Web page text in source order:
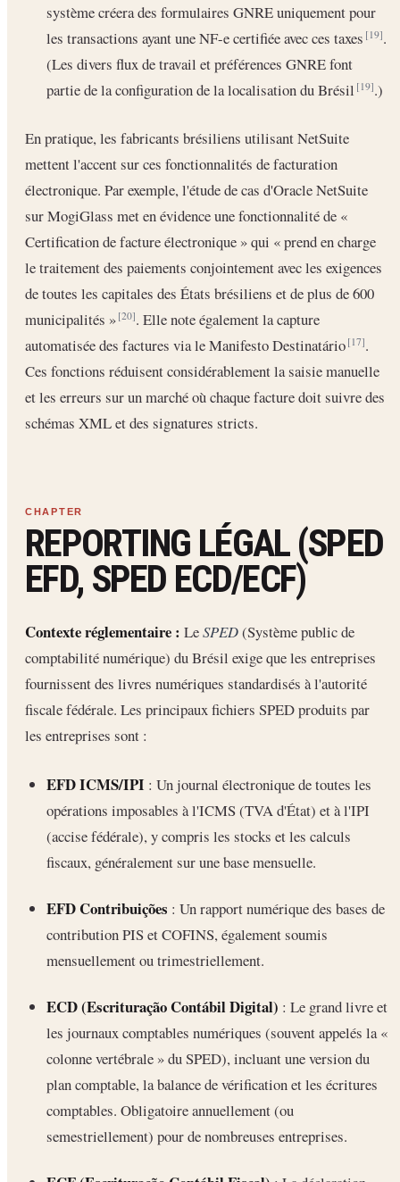
système créera des formulaires GNRE uniquement pour
les transactions ayant une NF-e certifiée avec ces taxes[19].
(Les divers flux de travail et préférences GNRE font
partie de la configuration de la localisation du Brésil[19].)
En pratique, les fabricants brésiliens utilisant NetSuite
mettent l'accent sur ces fonctionnalités de facturation
électronique. Par exemple, l'étude de cas d'Oracle NetSuite
sur MogiGlass met en évidence une fonctionnalité de «
Certification de facture électronique » qui « prend en charge
le traitement des paiements conjointement avec les exigences
de toutes les capitales des États brésiliens et de plus de 600
municipalités »[20]. Elle note également la capture
automatisée des factures via le Manifesto Destinatário[17].
Ces fonctions réduisent considérablement la saisie manuelle
et les erreurs sur un marché où chaque facture doit suivre des
schémas XML et des signatures stricts.
REPORTING LÉGAL (SPED
EFD, SPED ECD/ECF)
Contexte réglementaire : LeSPED(Système public de
comptabilité numérique) du Brésil exige que les entreprises
fournissent des livres numériques standardisés à l'autorité
fiscale fédérale. Les principaux fichiers SPED produits par
les entreprises sont :
EFD ICMS/IPI : Un journal électronique de toutes les
opérations imposables à l'ICMS (TVA d'État) et à l'IPI
(accise fédérale), y compris les stocks et les calculs
fiscaux, généralement sur une base mensuelle.
EFD Contribuições : Un rapport numérique des bases de
contribution PIS et COFINS, également soumis
mensuellement ou trimestriellement.
ECD (Escrituração Contábil Digital) : Le grand livre et
les journaux comptables numériques (souvent appelés la «
colonne vertébrale » du SPED), incluant une version du
plan comptable, la balance de vérification et les écritures
comptables. Obligatoire annuellement (ou
semestriellement) pour de nombreuses entreprises.